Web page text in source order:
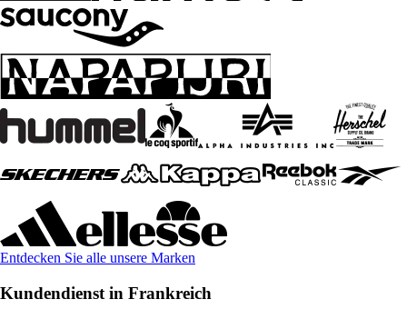
Entdecken Sie alle unsere Marken
Kundendienst in Frankreich